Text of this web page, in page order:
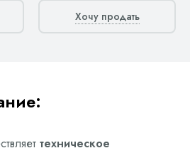
Хочу продать
техническое